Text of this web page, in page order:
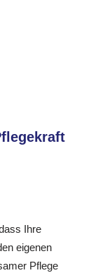
Ihre
eigenen
Pflege